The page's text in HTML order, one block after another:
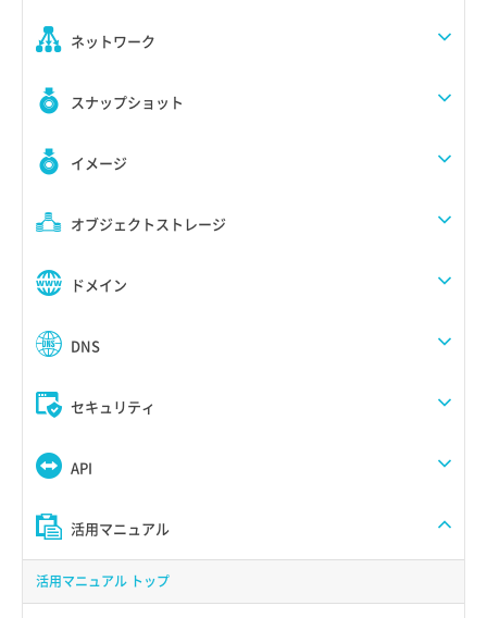
ネットワーク
スナップショット
イメージ
オブジェクトストレージ
ドメイン
DNS
セキュリティ
API
活用マニュアル
活用マニュアル トップ